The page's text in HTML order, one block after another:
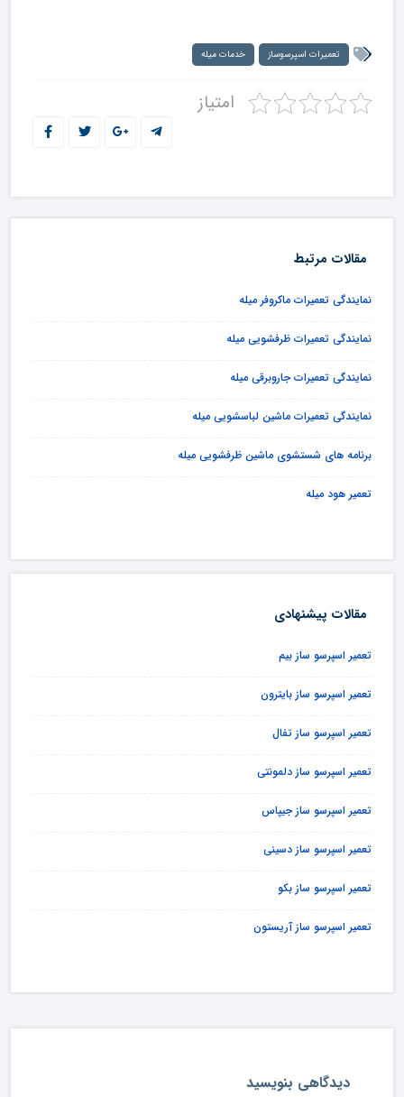
تعمیرات اسپرسوساز خدمات میله
امتیاز
مقالات مرتبط
نمایندگی تعمیرات ماکروفر میله
نمایندگی تعمیرات ظرفشویی میله
نمایندگی تعمیرات جاروبرقی میله
نمایندگی تعمیرات ماشین لباسشویی میله
برنامه های شستشوی ماشین ظرفشویی میله
تعمیر هود میله
مقالات پیشنهادی
تعمیر اسپرسو ساز بیم
تعمیر اسپرسو ساز بایترون
تعمیر اسپرسو ساز تفال
تعمیر اسپرسو ساز دلمونتی
تعمیر اسپرسو ساز جیپاس
تعمیر اسپرسو ساز دسینی
تعمیر اسپرسو ساز بکو
تعمیر اسپرسو ساز آریستون
دیدگاهی بنویسید